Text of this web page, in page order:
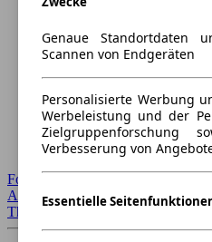
Forum Startseite
Alle Auto-Foren
Themen-Forum
Genaue Standortdaten
Scannen von Endgeräten
Personalisierte Werbung
Werbeleistung und der
Zielgruppenforschung
Verbesserung von
Essentielle